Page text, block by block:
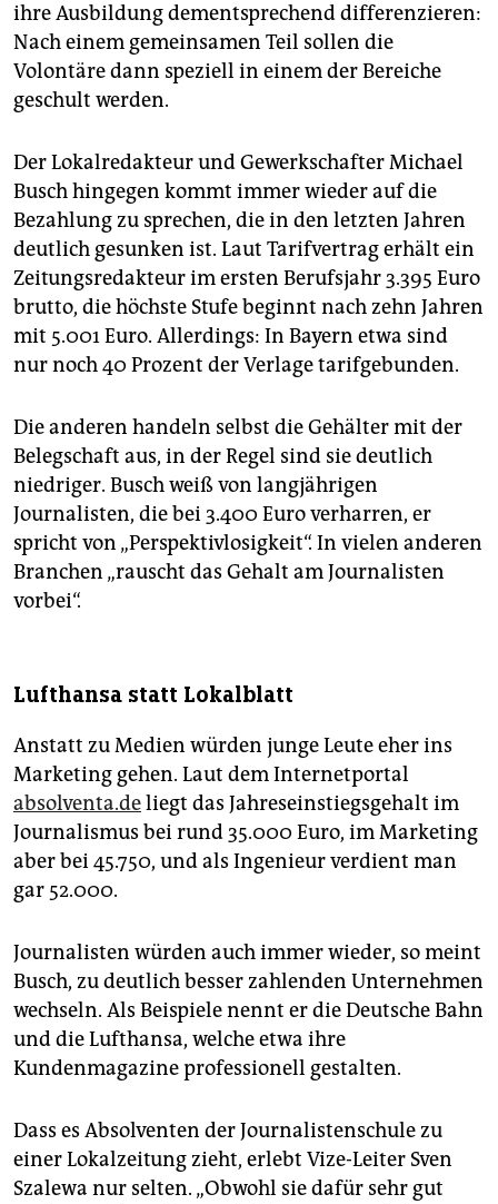
ihre Ausbildung dementsprechend differenzieren:
Nach einem gemeinsamen Teil sollen die
Volontäre dann speziell in einem der Bereiche
geschult werden.
Der Lokalredakteur und Gewerkschafter Michael
Busch hingegen kommt immer wieder auf die
Bezahlung zu sprechen, die in den letzten Jahren
deutlich gesunken ist. Laut Tarifvertrag erhält ein
Zeitungsredakteur im ersten Berufsjahr 3.395 Euro
brutto, die höchste Stufe beginnt nach zehn Jahren
mit 5.001 Euro. Allerdings: In Bayern etwa sind
nur noch 40 Prozent der Verlage tarifgebunden.
Die anderen handeln selbst die Gehälter mit der
Belegschaft aus, in der Regel sind sie deutlich
niedriger. Busch weiß von langjährigen
Journalisten, die bei 3.400 Euro verharren, er
spricht von „Perspektivlosigkeit“. In vielen anderen
Branchen „rauscht das Gehalt am Journalisten
vorbei“.
Lufthansa statt Lokalblatt
Anstatt zu Medien würden junge Leute eher ins
Marketing gehen. Laut dem Internetportal
absolventa.deliegt das Jahreseinstiegsgehalt im
Journalismus bei rund 35.000 Euro, im Marketing
aber bei 45.750, und als Ingenieur verdient man
gar 52.000.
Journalisten würden auch immer wieder, so meint
Busch, zu deutlich besser zahlenden Unternehmen
wechseln. Als Beispiele nennt er die Deutsche Bahn
und die Lufthansa, welche etwa ihre
Kundenmagazine professionell gestalten.
Dass es Absolventen der Journalistenschule zu
einer Lokalzeitung zieht, erlebt Vize-Leiter Sven
Szalewa nur selten. „Obwohl sie dafür sehr gut